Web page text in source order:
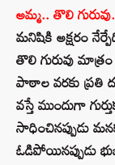
అమ్మ.. తొలి
మనిషికి అక్షరం
తొలి గురువు
పాఠాల వరకు ప్రతి
వస్తే ముందుగా
సాధించినప్పుడు
ఓడిపోయినప్పుడు